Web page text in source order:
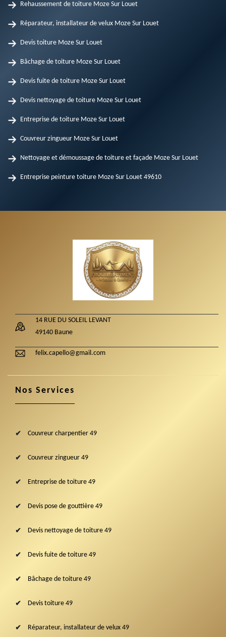
Rehaussement de toiture Moze Sur Louet
Réparateur, installateur de velux Moze Sur Louet
Devis toiture Moze Sur Louet
Bâchage de toiture Moze Sur Louet
Devis fuite de toiture Moze Sur Louet
Devis nettoyage de toiture Moze Sur Louet
Entreprise de toiture Moze Sur Louet
Couvreur zingueur Moze Sur Louet
Nettoyage et démoussage de toiture et façade Moze Sur Louet
Entreprise peinture toiture Moze Sur Louet 49610
14 RUE DU SOLEIL LEVANT
49140 Baune
felix.capello@gmail.com
Nos Services
Couvreur charpentier 49
Couvreur zingueur 49
Entreprise de toiture 49
Devis pose de gouttière 49
Devis nettoyage de toiture 49
Devis fuite de toiture 49
Bâchage de toiture 49
Devis toiture 49
Réparateur, installateur de velux 49